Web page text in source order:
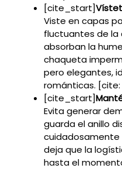
[cite_start]
Viste en capas
fluctuantes de la
absorban la
chaqueta
pero elegantes,
románticas. [cite:
[cite_start]
Evita generar
guarda el anillo
cuidadosamente
deja que la
hasta el